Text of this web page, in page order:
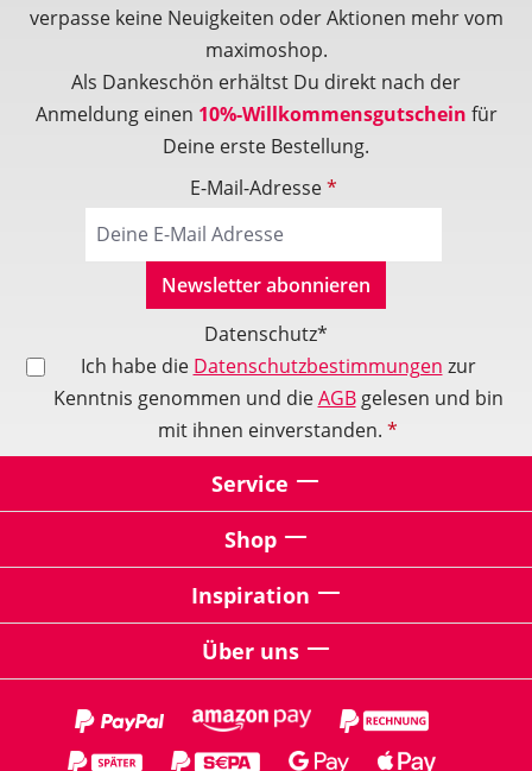
verpasse keine Neuigkeiten oder Aktionen mehr vom
maximoshop.
Als Dankeschön erhältst Du direkt nach der
Anmeldung einen 10%-Willkommensgutschein für
Deine erste Bestellung.
E-Mail-Adresse*
Newsletter abonnieren
Datenschutz*
Ich habe die Datenschutzbestimmungen zur
Kenntnis genommen und dieAGBgelesen und bin
mit ihnen einverstanden. *
Service
Shop
Inspiration
Über uns